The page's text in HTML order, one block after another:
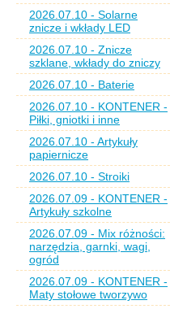
2026.07.10 - Solarne
znicze i wkłady LED
2026.07.10 - Znicze
szklane, wkłady do zniczy
2026.07.10 - Baterie
2026.07.10 - KONTENER -
Piłki, gniotki i inne
2026.07.10 - Artykuły
papiernicze
2026.07.10 - Stroiki
2026.07.09 - KONTENER -
Artykuły szkolne
2026.07.09 - Mix różności:
narzędzia, garnki, wagi,
ogród
2026.07.09 - KONTENER -
Maty stołowe tworzywo